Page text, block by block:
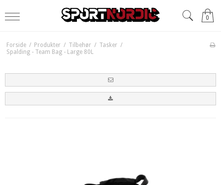
0
Forside / Produkter / Tilbehør / Tasker /
Spalding - Team Bag - Large 80L